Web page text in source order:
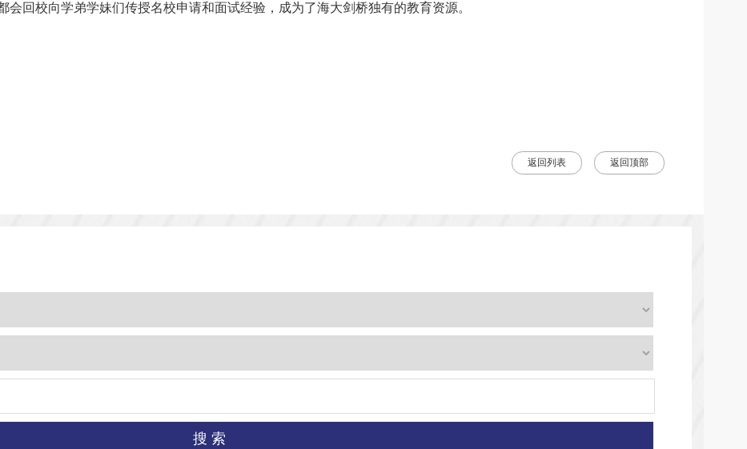
回校向学弟学妹们传授名校申请和面试经验，成为了海大剑桥独有的教育资源。
返回顶部
返回列表